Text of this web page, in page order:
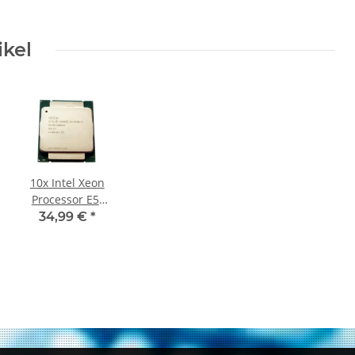
10x Intel Xeon
Processor E5-
2630L V3 20 MB
34,99 € *